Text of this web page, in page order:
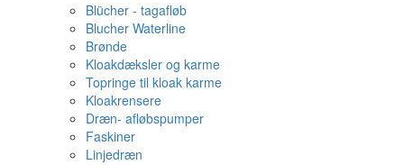
Blücher - tagafløb
Blucher Waterline
Brønde
Kloakdæksler og karme
Topringe til kloak karme
Kloakrensere
Dræn- afløbspumper
Faskiner
Linjedræn